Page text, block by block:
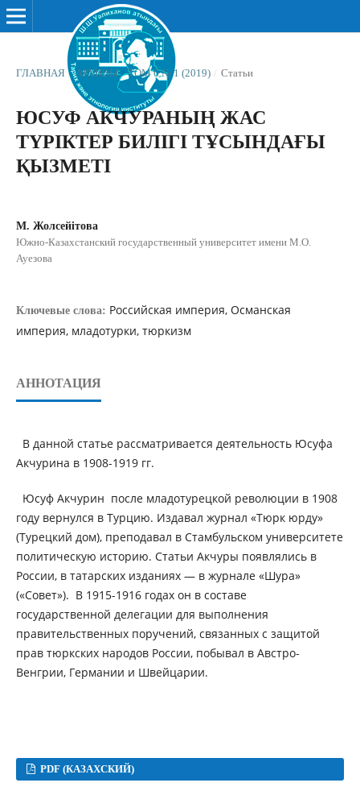
ГЛАВНАЯ / АРХИВЫ / ТОМ 6 № 1 (2019) / Статьи
ЮСУФ АКЧУРАНЫҢ ЖАС
ТҮРІКТЕР БИЛІГІ ТҰСЫНДАҒЫ
ҚЫЗМЕТІ
М. Жолсейітова
Южно-Казахстанский государственный университет имени М.О.
Ауезова
Ключевые слова: Российская империя, Османская
империя, младотурки, тюркизм
АННОТАЦИЯ
В данной статье рассматривается деятельность Юсуфа
Акчурина в 1908-1919 гг.
Юсуф Акчурин после младотурецкой революции в 1908
году вернулся в Турцию. Издавал журнал «Тюрк юрду»
(Турецкий дом), преподавал в Стамбульском университете
политическую историю. Статьи Акчуры появлялись в
России, в татарских изданиях — в журнале «Шура»
(«Совет»). В 1915-1916 годах он в составе
государственной делегации для выполнения
правительственных поручений, связанных с защитой
прав тюркских народов России, побывал в Австро-
Венгрии, Германии и Швейцарии.
PDF (КАЗАХСКИЙ)